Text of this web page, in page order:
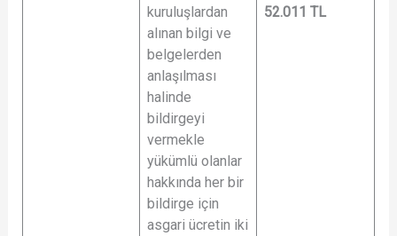
kuruluşlardan
alınan bilgi ve
belgelerden
anlaşılması
halinde
bildirgeyi
vermekle
yükümlü olanlar
hakkında her bir
bildirge için
asgari ücretin iki
52.011 TL